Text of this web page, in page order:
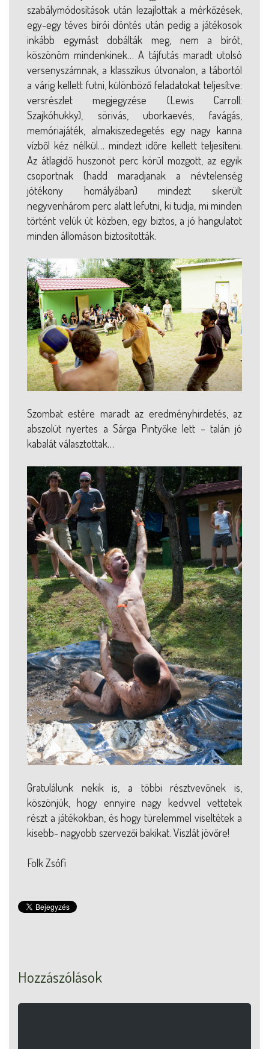
szabálymódosítások után lezajlottak a mérkőzések,
egy-egy téves bírói döntés után pedig a játékosok
inkább egymást dobálták meg, nem a bírót,
köszönöm mindenkinek… A tájfutás maradt utolsó
versenyszámnak, a klasszikus útvonalon, a tábortól
a várig kellett futni, különböző feladatokat teljesítve:
versrészlet megjegyzése (Lewis Carroll:
Szajkóhukky), sörivás, uborkaevés, favágás,
memóriajáték, almakiszedegetés egy nagy kanna
vízből kéz nélkül… mindezt időre kellett teljesíteni.
Az átlagidő huszonöt perc körül mozgott, az egyik
csoportnak (hadd maradjanak a névtelenség
jótékony homályában) mindezt sikerült
negyvenhárom perc alatt lefutni, ki tudja, mi minden
történt velük út közben, egy biztos, a jó hangulatot
minden állomáson biztosították.
Szombat estére maradt az eredményhirdetés, az
abszolút nyertes a Sárga Pintyőke lett – talán jó
kabalát választottak…
Gratulálunk nekik is, a többi résztvevőnek is,
köszönjük, hogy ennyire nagy kedvvel vettetek
részt a játékokban, és hogy türelemmel viseltétek a
kisebb- nagyobb szervezői bakikat. Viszlát jövőre!
Folk Zsófi
Hozzászólások